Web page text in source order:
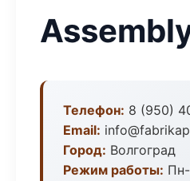
Телефон: 8 (950)
Email:
Город: Волгоград
Режим работы: